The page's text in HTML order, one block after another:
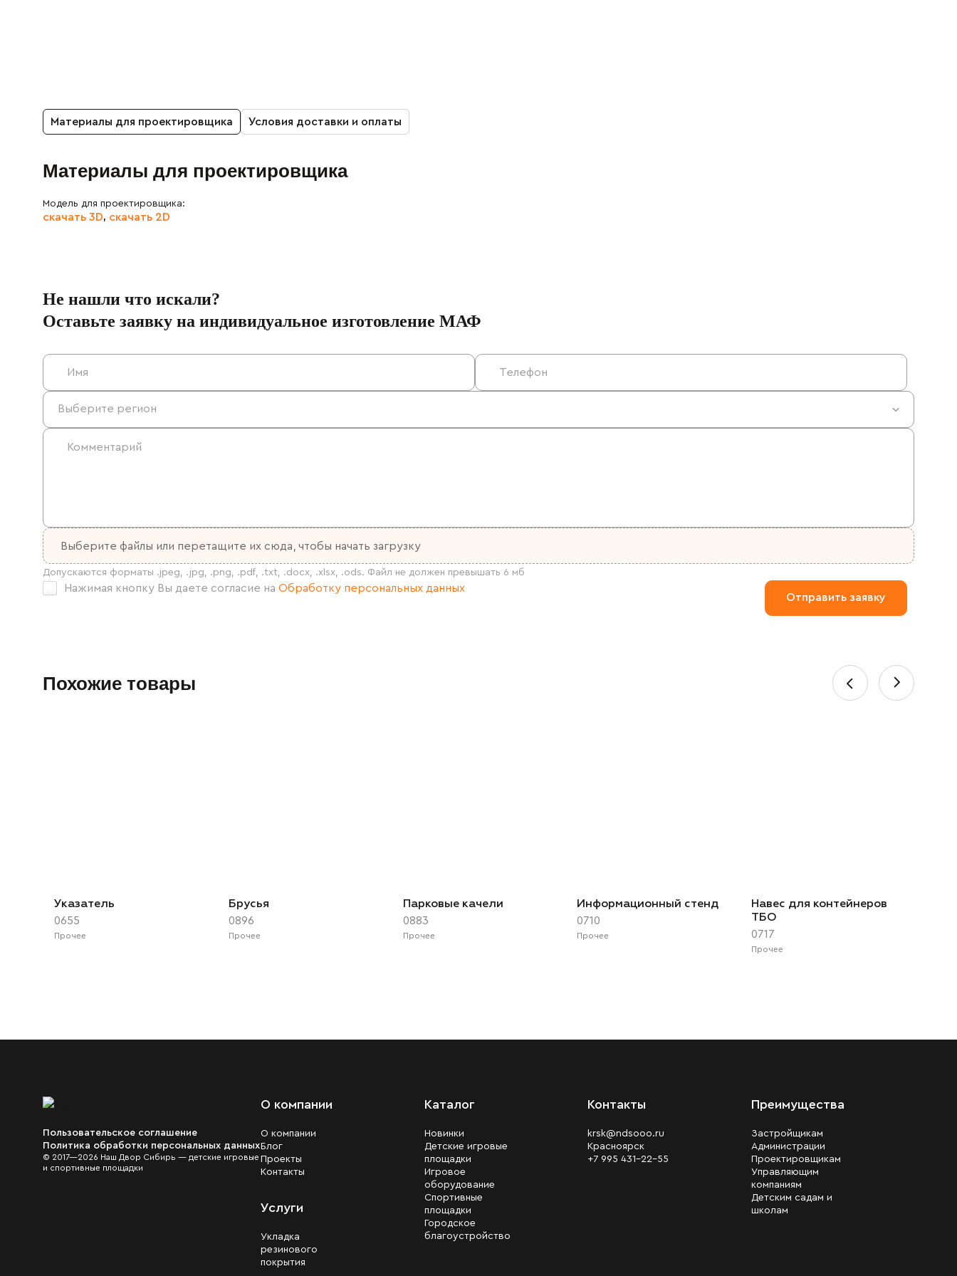
Материалы для проектировщика Условия доставки и оплаты
Материалы для проектировщика
Модель для проектировщика:
скачать 3D, скачать 2D
Не нашли что искали?
Оставьте заявку на индивидуальное изготовление МАФ
Выберите файлы или перетащите их сюда, чтобы начать загрузку
Нажимая кнопку Вы даете согласие на Обработку персональных данных
Похожие товары
Указатель
0655
Прочее
Брусья
0896
Прочее
Парковые качели
0883
Прочее
Информационный стенд
0710
Прочее
Навес для контейнеров
ТБО
0717
Прочее
Пользовательское соглашение
Политика обработки персональных данных
© 2017—2026 Наш Двор Сибирь — детские игровые
и спортивные площадки
О компании
О компании
Блог
Проекты
Контакты
Услуги
Укладка
резинового
покрытия
Каталог
Новинки
Детские игровые
площадки
Игровое
оборудование
Спортивные
площадки
Городское
благоустройство
Контакты
krsk@ndsooo.ru
Красноярск
+7 995 431-22-55
Преимущества
Застройщикам
Администрации
Проектировщикам
Управляющим
компаниям
Детским садам и
школам